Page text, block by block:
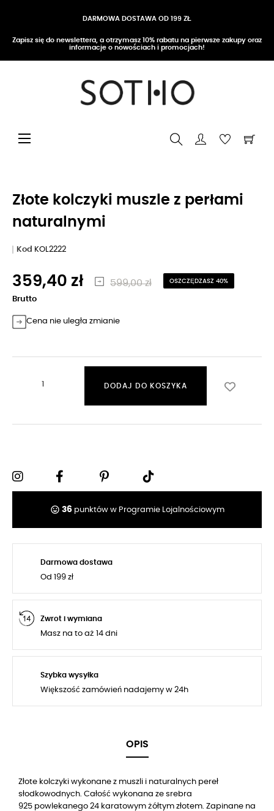
DARMOWA DOSTAWA OD 199 ZŁ
Zapisz się do newslettera, a otrzymasz 10% rabatu na pierwsze zakupy oraz
informacje o nowościach i promocjach!
Przełącz nawigację
☰
Złote kolczyki muszle z perłami
naturalnymi
Kod KOL2222
359,40 zł 599,00 zł OSZCZĘDZASZ 40%
Brutto
Cena nie uległa zmianie
DODAJ DO KOSZYKA
tag_faces 36punktów w Programie Lojalnościowym
Darmowa dostawa
Od 199 zł
Zwrot i wymiana
Masz na to aż 14 dni
Szybka wysyłka
Większość zamówień nadajemy w 24h
OPIS
Złote kolczyki wykonane z muszli i naturalnych pereł
słodkowodnych. Całość wykonana ze srebra
925 powlekanego 24 karatowym żółtym złotem. Zapinane na